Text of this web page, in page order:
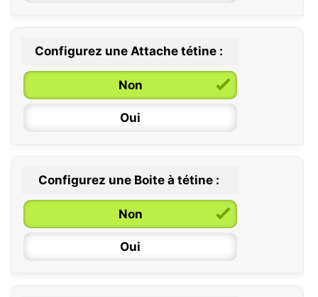
0 / 6 mois
6 / 36 mois
Configurez une Attache tétine :
Non
Oui
Configurez une Boite à tétine :
Non
Oui